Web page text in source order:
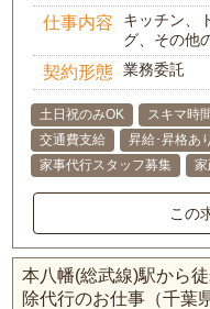
仕事内容
キッチン、
グ、その他
契約形態 業務委託
土日祝のみOK スキマ時
交通費支給
昇給･昇格あり
家事代行スタッフ募集
家
この
本八幡(総武線)駅から
除代行のお仕事（千葉